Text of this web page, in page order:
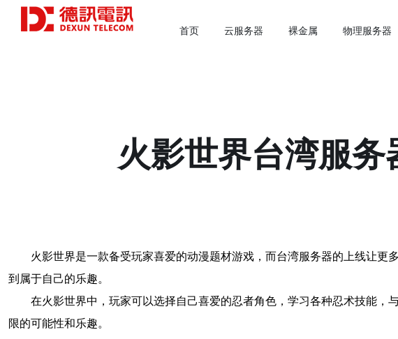
首页 云服务器 裸金属 物理服务器
火影世界台湾服
火影世界是一款备受玩家喜爱的动漫题材游戏，而台湾服务器的上线让
到属于自己的乐趣。
在火影世界中，玩家可以选择自己喜爱的忍者角色，学习各种忍术技能
限的可能性和乐趣。